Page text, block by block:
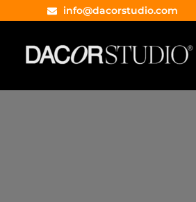
info@dacorstudio.com